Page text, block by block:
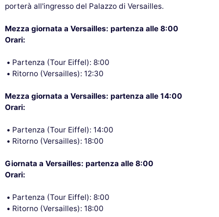
porterà all'ingresso del Palazzo di Versailles.
Mezza giornata a Versailles: partenza alle 8:00
Orari:
Partenza (Tour Eiffel): 8:00
Ritorno (Versailles): 12:30
Mezza giornata a Versailles: partenza alle 14:00
Orari:
Partenza (Tour Eiffel): 14:00
Ritorno (Versailles): 18:00
Giornata a Versailles: partenza alle 8:00
Orari:
Partenza (Tour Eiffel): 8:00
Ritorno (Versailles): 18:00